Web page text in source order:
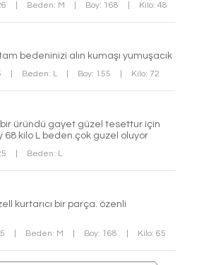
Beden: M Boy: 168 Kilo: 48
bedeninizi alın kumaşı yumuşacık
Beden: L Boy: 155 Kilo: 72
bir üründü gayet güzel tesettur için
68 kilo L beden çok guzel oluyor
Beden: L
kurtarıcı bir parça. özenli
Beden: M Boy: 168 Kilo: 65